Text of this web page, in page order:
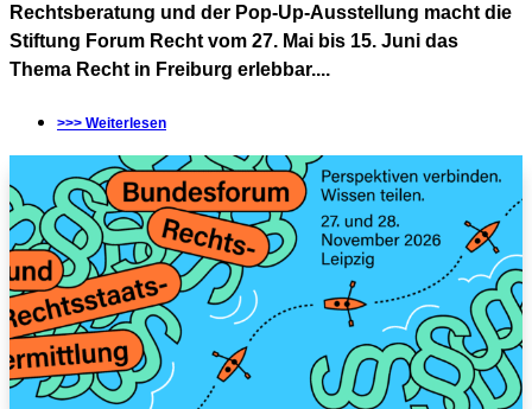
Rechtsberatung und der Pop-Up-Ausstellung macht die
Stiftung Forum Recht vom 27. Mai bis 15. Juni das
Thema Recht in Freiburg erlebbar....
>>> Weiterlesen